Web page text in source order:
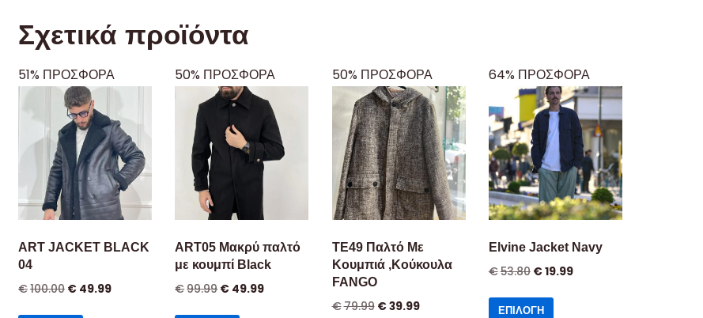
Σχετικά προϊόντα
51% ΠΡΟΣΦΟΡΑ
ART JACKET BLACK
04
€100.00 € 49.99
50% ΠΡΟΣΦΟΡΑ
ART05 Μακρύ παλτό
με κουμπί Black
€99.99€ 49.99
50% ΠΡΟΣΦΟΡΑ
TE49 Παλτό Με
Κουμπιά ,Κούκουλα
FANGO
€79.99 €39.99
64% ΠΡΟΣΦΟΡΑ
Elvine Jacket Navy
€53.80 €19.99
ΕΠΙΛΟΓΉ